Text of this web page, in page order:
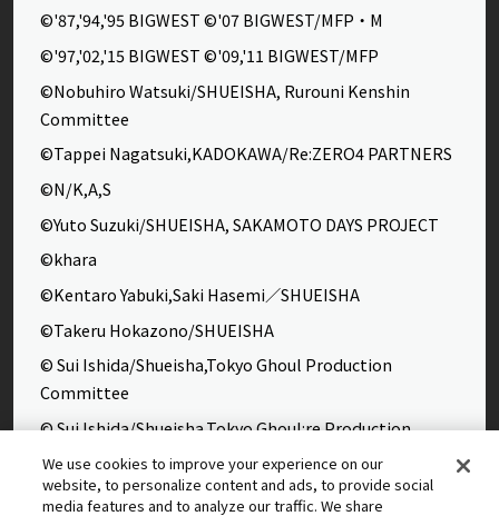
©'87,'94,'95 BIGWEST ©'07 BIGWEST/MFP・M
©'97,'02,'15 BIGWEST ©'09,'11 BIGWEST/MFP
©Nobuhiro Watsuki/SHUEISHA, Rurouni Kenshin
Committee
©Tappei Nagatsuki,KADOKAWA/Re:ZERO4 PARTNERS
©N/K,A,S
©Yuto Suzuki/SHUEISHA, SAKAMOTO DAYS PROJECT
©khara
©Kentaro Yabuki,Saki Hasemi／SHUEISHA
©Takeru Hokazono/SHUEISHA
© Sui Ishida/Shueisha,Tokyo Ghoul Production
Committee
© Sui Ishida/Shueisha,Tokyo Ghoul:re Production
Committee
©Yasuhisa Hara/Shueisha,Kingdom Project
We use cookies to improve your experience on our
website, to personalize content and ads, to provide social
media features and to analyze our traffic. We share